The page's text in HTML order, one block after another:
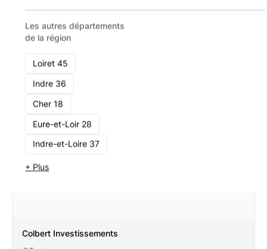
Les autres départements
de la région
Loiret 45
Indre 36
Cher 18
Eure-et-Loir 28
Indre-et-Loire 37
+ Plus
Colbert Investissements